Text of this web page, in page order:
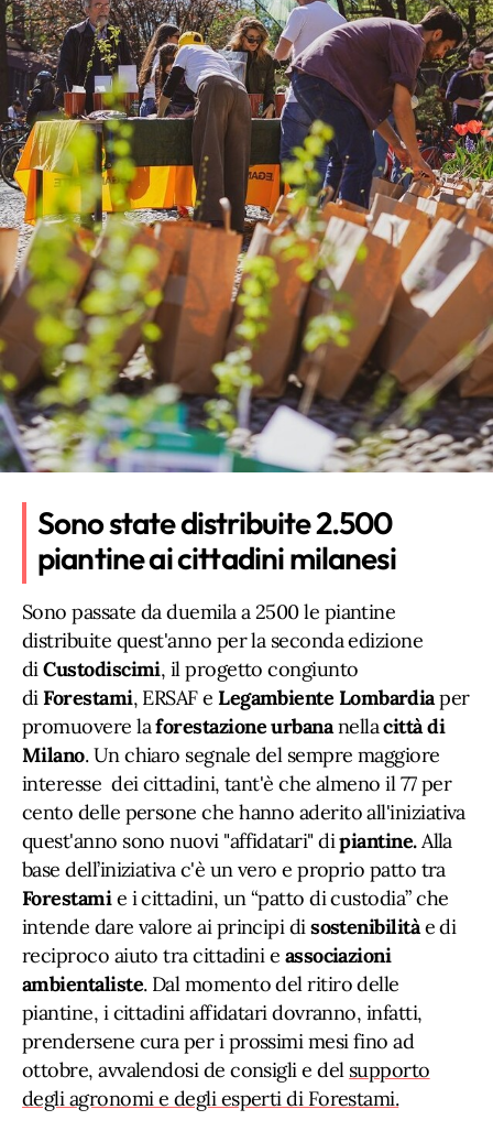
Sono state distribuite 2.500
piantine ai cittadini milanesi
Sono passate da duemila a 2500 le piantine
distribuite quest'anno per la seconda edizione
diCustodiscimi, il progetto congiunto
diForestami, ERSAF eLegambiente Lombardiaper
promuovere laforestazione urbananellacittà di
Milano. Un chiaro segnale del sempre maggiore
interesse dei cittadini, tant'è che almeno il 77 per
cento delle persone che hanno aderito all'iniziativa
quest'anno sono nuovi "affidatari" dipiantine.Alla
base dell’iniziativa c'è un vero e proprio patto tra
Forestamie i cittadini, un “patto di custodia” che
intende dare valore ai principi disostenibilitàe di
reciproco aiuto tra cittadini e associazioni
ambientaliste. Dal momento del ritiro delle
piantine, i cittadini affidatari dovranno, infatti,
prendersene cura per i prossimi mesi fino ad
ottobre, avvalendosi de consigli e del supporto
degli agronomi e degli esperti di Forestami.